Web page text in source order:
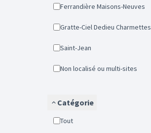
Ferrandière Maisons-Neuves
Gratte-Ciel Dedieu Charmettes
Saint-Jean
Non localisé ou multi-sites
Catégorie
Tout